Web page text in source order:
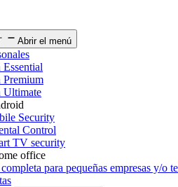
Abrir el menú
Premium
Ultimate
Security
Control
TV security
office
para pequeñas empresas y/o